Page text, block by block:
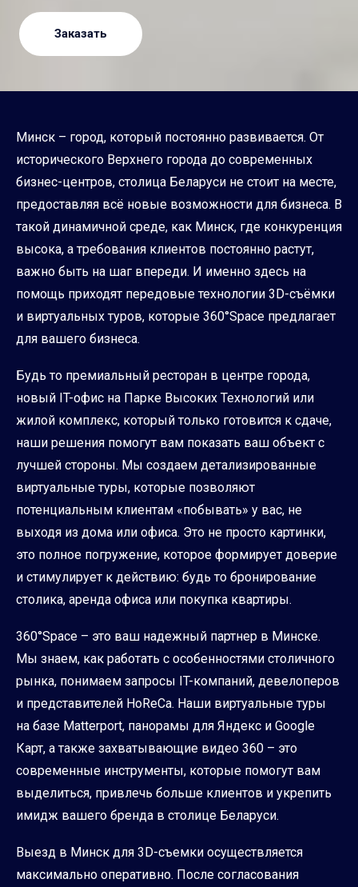
Заказать
Минск – город, который постоянно развивается. От
исторического Верхнего города до современных
бизнес-центров, столица Беларуси не стоит на месте,
предоставляя всё новые возможности для бизнеса. В
такой динамичной среде, как Минск, где конкуренция
высока, а требования клиентов постоянно растут,
важно быть на шаг впереди. И именно здесь на
помощь приходят передовые технологии 3D-съёмки
и виртуальных туров, которые 360°Space предлагает
для вашего бизнеса.
Будь то премиальный ресторан в центре города,
новый IT-офис на Парке Высоких Технологий или
жилой комплекс, который только готовится к сдаче,
наши решения помогут вам показать ваш объект с
лучшей стороны. Мы создаем детализированные
виртуальные туры, которые позволяют
потенциальным клиентам «побывать» у вас, не
выходя из дома или офиса. Это не просто картинки,
это полное погружение, которое формирует доверие
и стимулирует к действию: будь то бронирование
столика, аренда офиса или покупка квартиры.
360°Space – это ваш надежный партнер в Минске.
Мы знаем, как работать с особенностями столичного
рынка, понимаем запросы IT-компаний, девелоперов
и представителей HoReCa. Наши виртуальные туры
на базе Matterport, панорамы для Яндекс и Google
Карт, а также захватывающие видео 360 – это
современные инструменты, которые помогут вам
выделиться, привлечь больше клиентов и укрепить
имидж вашего бренда в столице Беларуси.
Выезд в Минск для 3D-съемки осуществляется
максимально оперативно. После согласования